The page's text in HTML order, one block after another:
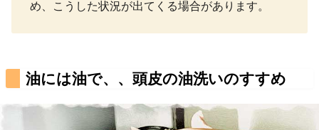
め、こうした状況が出てくる場合があります。
油には油で、、頭皮の油洗いのすすめ